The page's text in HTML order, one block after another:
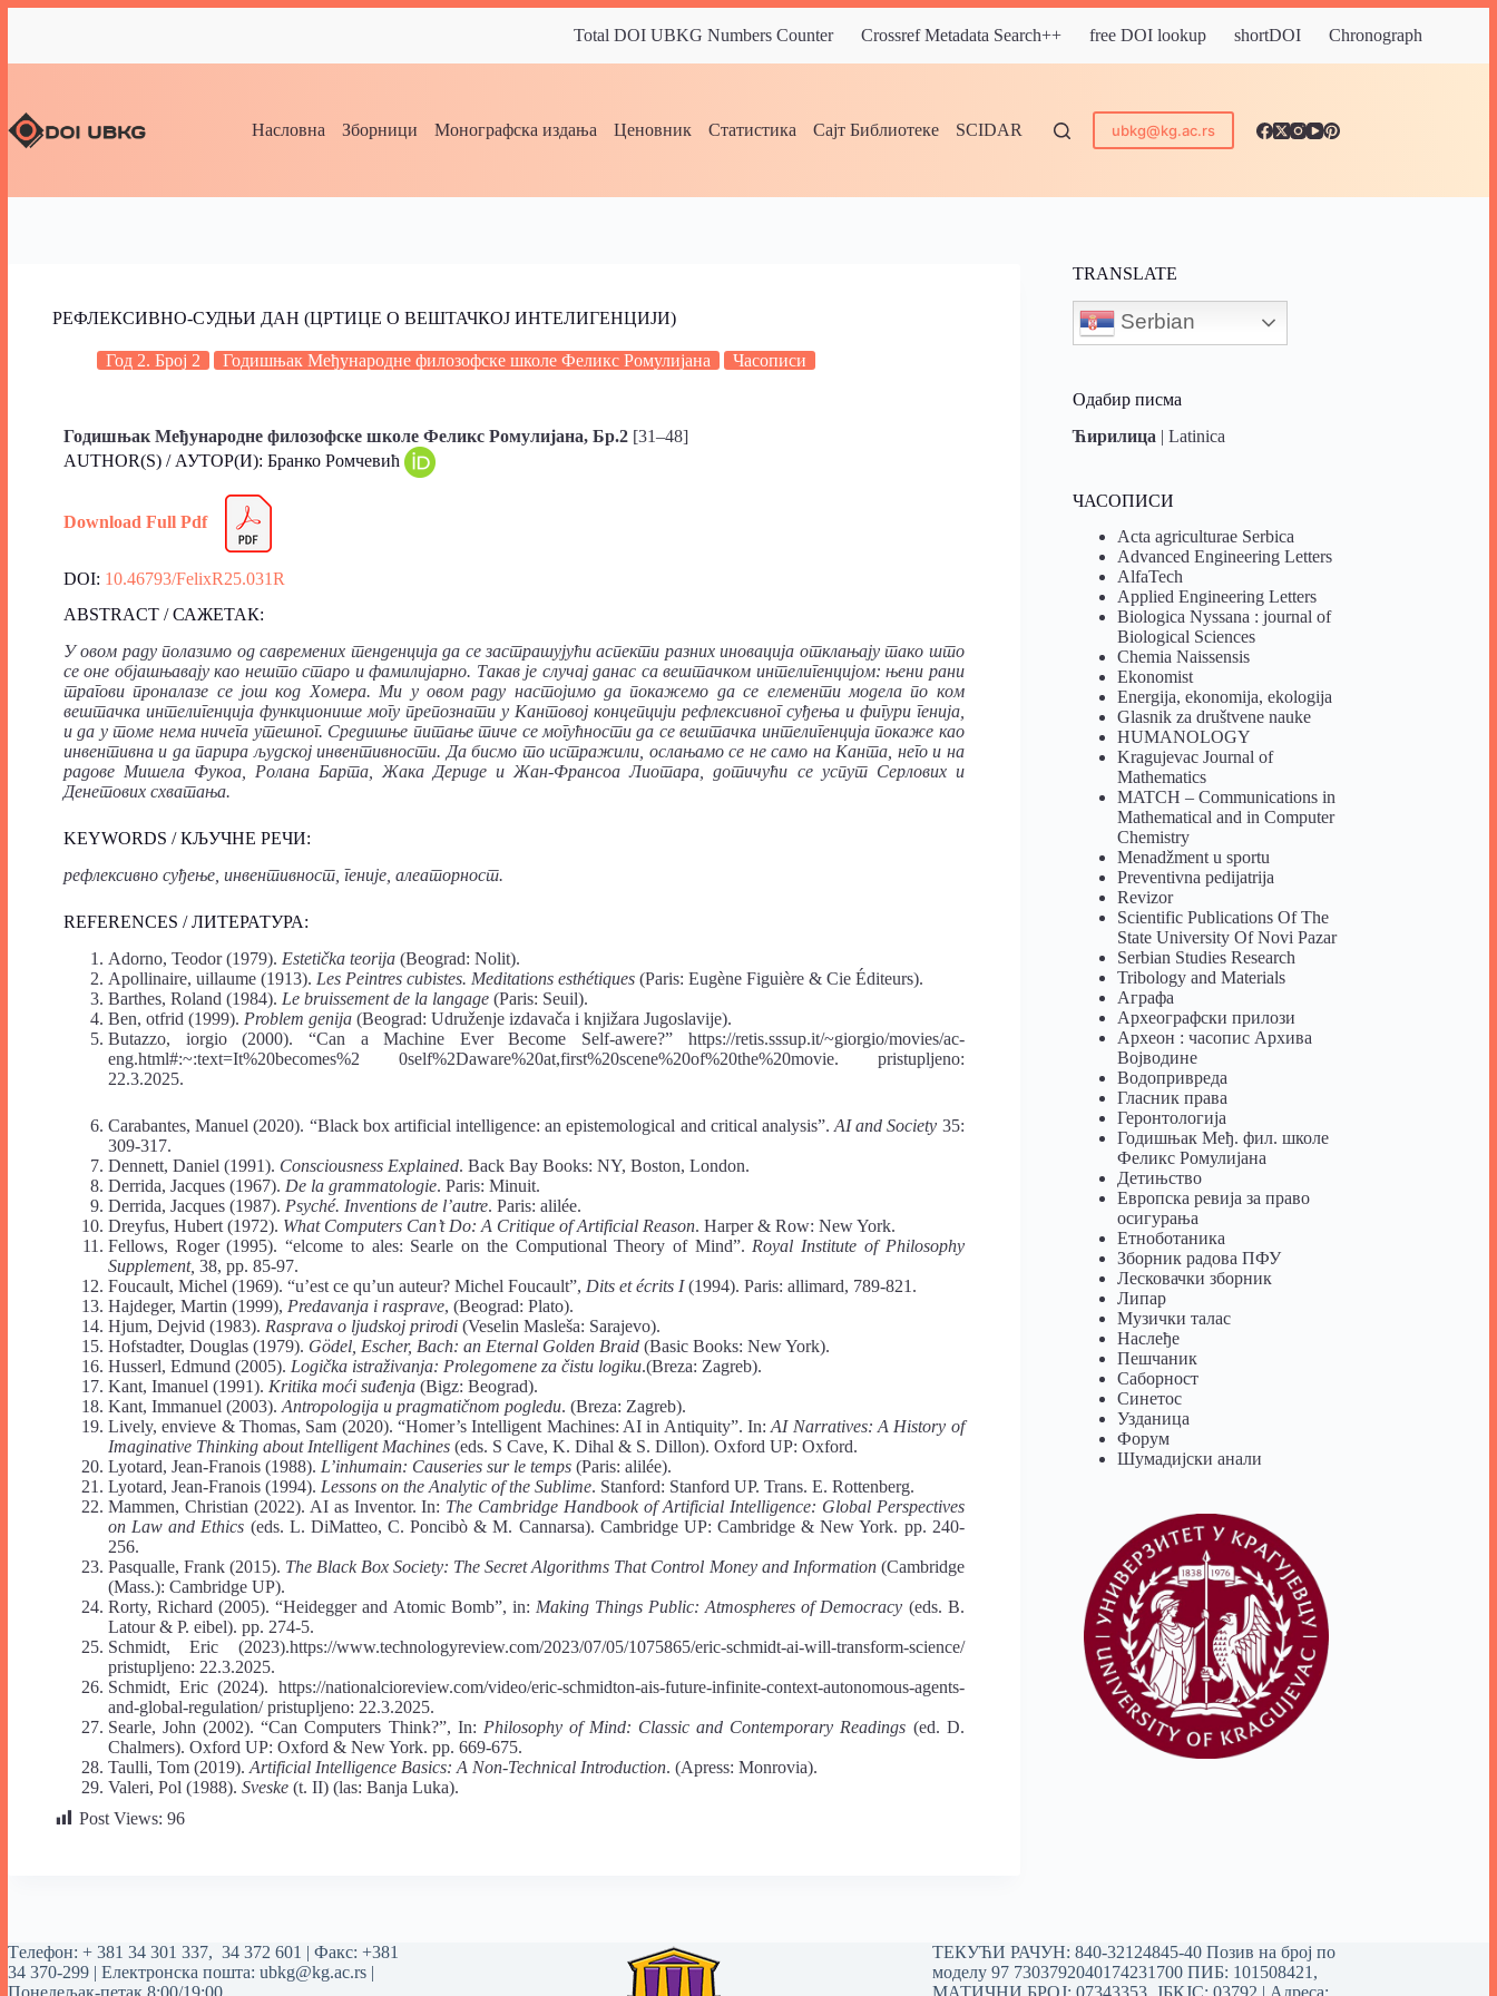
Total DOI UBKG Numbers Counter Crossref Metadata Search++ free DOI lookup shortDOI Chronograph
Насловна Зборници Монографска издања Ценовник Статистика Сајт Библиотеке SCIDAR ubkg@kg.ac.rs
РЕФЛЕКСИВНО-СУДЊИ ДАН (ЦРТИЦЕ О ВЕШТАЧКОЈ ИНТЕЛИГЕНЦИЈИ)
Год 2. Број 2 Годишњак Међународне филозофске школе Феликс Ромулијана Часописи
Годишњак Међународне филозофске школе Феликс Ромулијана, Бр.2 [31–48]
AUTHOR(S) / АУТОР(И): Бранко Ромчевић
Download Full Pdf
DOI: 10.46793/FelixR25.031R
ABSTRACT / САЖЕТАК:
У овом раду полазимо од савремених тенденција да се застрашујући аспекти разних иновација отклањају тако што
се оне објашњавају као нешто старо и фамилијарно. Такав је случај данас са вештачком интелигенцијом: њени рани
трагови проналазе се још код Хомера. Ми у овом раду настојимо да покажемо да се елементи модела по ком
вештачка интелигенција функционише могу препознати у Кантовој концепцији рефлексивног суђења и фигури генија,
и да у томе нема ничега утешног. Средишње питање тиче се могућности да се вештачка интелигенција покаже као
инвентивна и да парира људској инвентивности. Да бисмо то истражили, ослањамо се не само на Канта, него и на
радове Мишела Фукоа, Ролана Барта, Жака Дериде и Жан-Франсоа Лиотара, дотичући се успут Серлових и
Денетових схватања.
KEYWORDS / КЉУЧНЕ РЕЧИ:
рефлексивно суђење, инвентивност, геније, алеаторност.
REFERENCES / ЛИТЕРАТУРА:
Adorno, Teodor (1979). Estetička teorija (Beograd: Nolit).
Apollinaire, uillaume (1913). Les Peintres cubistes. Meditations esthétiques (Paris: Eugène Figuière & Cie Éditeurs).
Barthes, Roland (1984). Le bruissement de la langage (Paris: Seuil).
Ben, otfrid (1999). Problem genija (Beograd: Udruženje izdavača i knjižara Jugoslavije).
Butazzo, iorgio (2000). “Can a Machine Ever Become Self-awere?” https://retis.sssup.it/~giorgio/movies/ac-
eng.html#:~:text=It%20becomes%2 0self%2Daware%20at,first%20scene%20of%20the%20movie. pristupljeno:
22.3.2025.
Carabantes, Manuel (2020). “Black box artificial intelligence: an epistemological and critical analysis”.AI and Society 35:
309-317.
Dennett, Daniel (1991). Consciousness Explained. Back Bay Books: NY, Boston, London.
Derrida, Jacques (1967). De la grammatologie. Paris: Minuit.
Derrida, Jacques (1987). Psyché. Inventions de l’autre. Paris: alilée.
Dreyfus, Hubert (1972). What Computers Can’t Do: A Critique of Artificial Reason. Harper & Row: New York.
Fellows, Roger (1995). “elcome to ales: Searle on the Computional Theory of Mind”. Royal Institute of Philosophy
Supplement, 38, pp. 85-97.
Foucault, Michel (1969). “u’est ce qu’un auteur? Michel Foucault”, Dits et écrits I(1994). Paris: allimard, 789-821.
Hajdeger, Martin (1999), Predavanja i rasprave, (Beograd: Plato).
Hjum, Dejvid (1983). Rasprava o ljudskoj prirodi (Veselin Masleša: Sarajevo).
Hofstadter, Douglas (1979). Gödel, Escher, Bach: an Eternal Golden Braid (Basic Books: New York).
Husserl, Edmund (2005). Logička istraživanja: Prolegomene za čistu logiku.(Breza: Zagreb).
Kant, Imanuel (1991). Kritika moći suđenja (Bigz: Beograd).
Kant, Immanuel (2003). Antropologija u pragmatičnom pogledu. (Breza: Zagreb).
Lively, envieve & Thomas, Sam (2020). “Homer’s Intelligent Machines: AI in Antiquity”. In:AI Narratives: A History of
Imaginative Thinking about Intelligent Machines (eds. S Cave, K. Dihal & S. Dillon). Oxford UP: Oxford.
Lyotard, Jean-Franois (1988). L’inhumain: Causeries sur le temps (Paris: alilée).
Lyotard, Jean-Franois (1994). Lessons on the Analytic of the Sublime. Stanford: Stanford UP. Trans. E. Rottenberg.
Mammen, Christian (2022). AI as Inventor. In: The Cambridge Handbook of Artificial Intelligence: Global Perspectives
on Law and Ethics (eds. L. DiMatteo, C. Poncibò & M. Cannarsa). Cambridge UP: Cambridge & New York. pp. 240-
256.
Pasqualle, Frank (2015). The Black Box Society: The Secret Algorithms That Control Money and Information(Cambridge
(Mass.): Cambridge UP).
Rorty, Richard (2005). “Heidegger and Atomic Bomb”, in: Making Things Public: Atmospheres of Democracy (eds. B.
Latour & P. eibel). pp. 274-5.
Schmidt, Eric (2023).https://www.technologyreview.com/2023/07/05/1075865/eric-schmidt-ai-will-transform-science/
pristupljeno: 22.3.2025.
Schmidt, Eric (2024). https://nationalcioreview.com/video/eric-schmidton-ais-future-infinite-context-autonomous-agents-
and-global-regulation/ pristupljeno: 22.3.2025.
Searle, John (2002). “Can Computers Think?”, In: Philosophy of Mind: Classic and Contemporary Readings (ed. D.
Chalmers). Oxford UP: Oxford & New York. pp. 669-675.
Taulli, Tom (2019). Artificial Intelligence Basics: A Non-Technical Introduction. (Apress: Monrovia).
Valeri, Pol (1988). Sveske (t. II) (las: Banja Luka).
Post Views: 96
TRANSLATE
Serbian
Одабир писма
Ћирилица |Latinica
ЧАСОПИСИ
Acta agriculturae Serbica
Advanced Engineering Letters
AlfaTech
Applied Engineering Letters
Biologica Nyssana : journal of
Biological Sciences
Chemia Naissensis
Ekonomist
Energija, ekonomija, ekologija
Glasnik za društvene nauke
HUMANOLOGY
Kragujevac Journal of
Mathematics
MATCH – Communications in
Mathematical and in Computer
Chemistry
Menadžment u sportu
Preventivna pedijatrija
Revizor
Scientific Publications Of The
State University Of Novi Pazar
Serbian Studies Research
Tribology and Materials
Аграфа
Археографски прилози
Археон : часопис Архива
Војводине
Водопривреда
Гласник права
Геронтологија
Годишњак Међ. фил. школе
Феликс Ромулијана
Детињство
Европска ревија за право
осигурања
Eтноботаника
Зборник радова ПФУ
Лесковачки зборник
Липар
Музички талас
Наслеђе
Пешчаник
Саборност
Синетос
Узданица
Форум
Шумадијски анали
Tелефон: + 381 34 301 337, 34 372 601 | Факс: +381
34 370-299 | Електронска пошта: ubkg@kg.ac.rs |
ТЕКУЋИ РАЧУН: 840-32124845-40 Позив на број по
моделу 97 7303792040174231700ПИБ: 101508421,